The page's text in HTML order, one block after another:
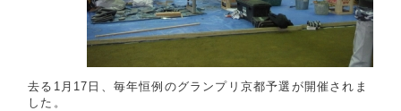
去る1月17日、毎年恒例のグランプリ京都予選が開催されま
した。